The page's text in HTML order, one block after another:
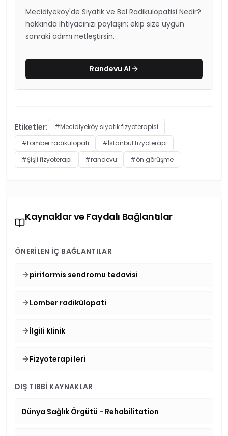
Mecidiyeköy'de Siyatik ve Bel Radikülopatisi Nedir?
hakkında ihtiyacınızı paylaşın; ekip size uygun
sonraki adımı netleştirsin.
Randevu Al
Etiketler: #Mecidiyeköy siyatik fizyoterapisi
#Lomber radikülopati #İstanbul fizyoterapi
#Şişli fizyoterapi #randevu #ön görüşme
Kaynaklar ve Faydalı Bağlantılar
ÖNERILEN İÇ BAĞLANTILAR
piriformis sendromu tedavisi
Lomber radikülopati
İlgili klinik
Fizyoterapi leri
DIŞ TIBBI KAYNAKLAR
Dünya Sağlık Örgütü - Rehabilitation